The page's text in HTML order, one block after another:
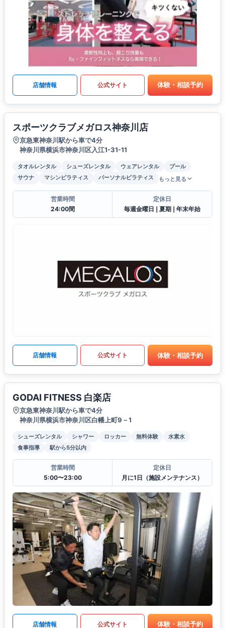
店舗情報 公式サイト 体験・相談予約
スポーツクラブメガロス神奈川店
京急東神奈川駅から車で4分
神奈川県横浜市神奈川区入江1-31-11
タオルレンタル シューズレンタル ウェアレンタル
プール
サウナ
マシンピラティス パーソナルピラティス もっと見る
営業時間
24:00間
定休日
毎週金曜日❘夏期❘年末年始
店舗情報 公式サイト 体験・相談予約
GODAI FITNESS 白楽店
京急東神奈川駅から車で4分
神奈川県横浜市神奈川区白幡上町9－1
シューズレンタル シャワー ロッカー 無料体験
水素水
食事指導
駅から5分以内
営業時間
5:00〜23:00
定休日
月に1日（施設メンテナンス）
店舗情報 公式サイト 体験・相談予約